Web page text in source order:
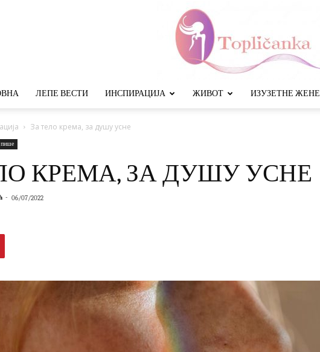
ЛЕПЕ ВЕСТИ ИНСПИРАЦИЈА ЖИВОТ ИЗУЗЕТНЕ ЖЕНЕ
За тело крема, за душу усне
пише
КРЕМА, ЗА ДУШУ УСНЕ
- 06/07/2022